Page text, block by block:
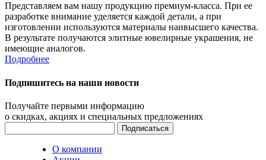
Представляем вам нашу продукцию премиум-класса. При ее
разработке внимание уделяется каждой детали, а при
изготовлении используются материалы наивысшего качества.
В результате получаются элитные ювелирные украшения, не
имеющие аналогов.
Подробнее
Подпишитесь на наши новости
Получайте первыми информацию
о скидках, акциях и специальных предложениях
О компании